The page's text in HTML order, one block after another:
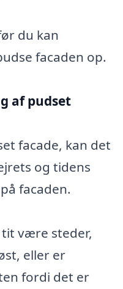
du kan
facaden op.
af pudset
facade, kan det
og tidens
facaden.
tit være steder,
eller er
fordi det er